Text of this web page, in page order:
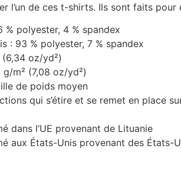
l’un de ces t-shirts. Ils sont faits pour
% polyester, 4 % spandex
: 93 % polyester, 7 % spandex
(6,34 oz/yd²)
m² (7,08 oz/yd²)
de poids moyen
qui s’étire et se remet en place
dans l’UE provenant de Lituanie
aux États-Unis provenant des États-